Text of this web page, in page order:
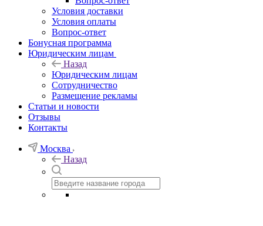
Условия доставки
Условия оплаты
Вопрос-ответ
Бонусная программа
Юридическим лицам
Назад
Юридическим лицам
Сотрудничество
Размещение рекламы
Статьи и новости
Отзывы
Контакты
Москва
Назад